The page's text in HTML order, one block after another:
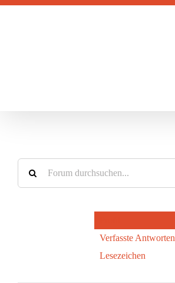
Zum
Verfasste Antworten
Lesezeichen